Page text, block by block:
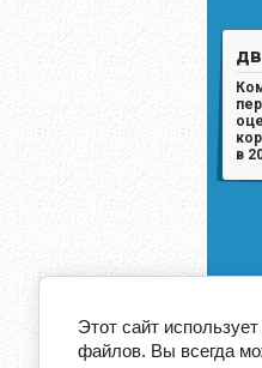
в
Этот сайт
файлов. Вы всегда